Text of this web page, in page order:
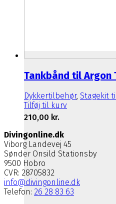
Tankbånd til Argon
Dykkertilbehør, Stagekit
Tilføj til kurv
210,00 kr.
Divingonline.dk
Viborg Landevej 45
Sønder Onsild Stationsby
9500 Hobro
CVR: 28705832
info@divingonline.dk
Telefon: 26 28 83 63